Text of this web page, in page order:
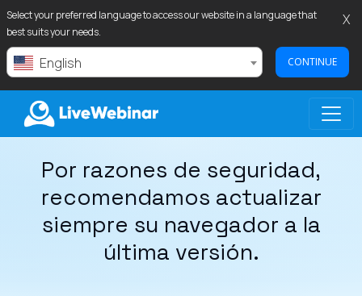
Select your preferred language to access our website in a language that
best suits your needs.
English CONTINUE
X
LIVEWEBINAR.COM
Por razones de seguridad,
recomendamos actualizar
siempre su navegador a la
última versión.